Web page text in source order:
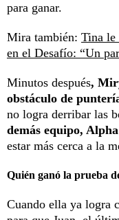
para ganar.
Mira también: Tina le
en el Desafío: “Un
Minutos después,
obstáculo de
no logra derribar las
demás equipo,
estar más cerca a la
Quién ganó la prueba
Cuando ella ya logra